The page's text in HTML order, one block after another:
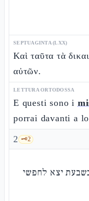
SEPTUAGINTA (LXX)
Καὶ ταῦτα τὰ
αὐτῶν.
LETTURA ORTODOSSA
E questi sono i
porrai davanti a
2 🗝️2
יצא לחפשי